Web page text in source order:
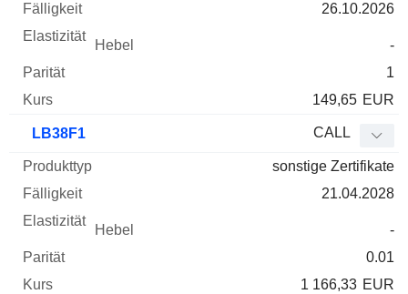
26.10.2026
-
1
149,65 EUR
LB38F1 CALL
sonstige Zertifikate
21.04.2028
-
0.01
1 166,33 EUR